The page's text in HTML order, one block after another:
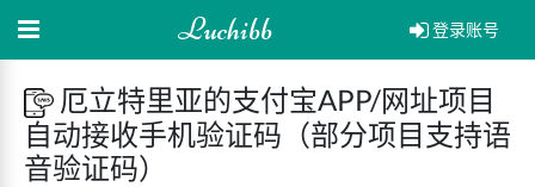
Luchibb 登录账号
厄立特里亚的支付宝APP/网址项目
自动接收手机验证码（部分项目支持语
音验证码）